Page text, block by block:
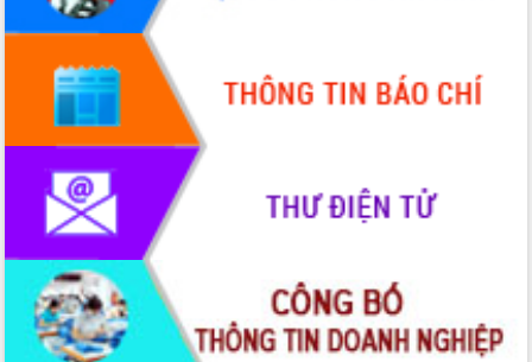
Tháo gỡ những vướng mắc, đẩy mạnh
công tác cải cách thủ tục hành chính
tại Trung tâm Phục vụ hành chính
công tỉnh
Đắk Lắk: Tôn vinh 46 giải pháp tại Hội
thi Sáng tạo Kỹ thuật 2024 - 2025
Đắk Lắk rà soát, điều chỉnh Đề án 190
về phát triển nuôi trồng thủy sản
Phó Chủ tịch UBND tỉnh Đắk Lắk
Trương Công Thái kiểm tra thực địa
Dự án cao tốc Khánh Hòa - Buôn Ma
Thuột
Định vị cà phê Việt Nam như một “di
sản sống” trong dòng chảy toàn cầu